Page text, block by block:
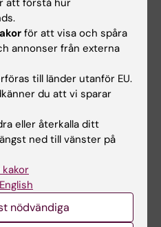
24 jul 2026
innovationsfinansieri
ng från Knut och
Stiftelse
Professor Gonçalo Castelo-
Branco och professor Janne
Lehtiö vid KI får…
att förstå hur
för att visa och spåra
annonser från externa
till länder utanför EU.
du att vi sparar
eller återkalla ditt
ned till vänster på
nödvändiga